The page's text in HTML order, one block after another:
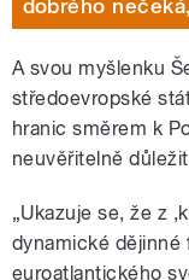
dobrého
A svou myšlenku
středoevropské
hranic směrem k
neuvěřitelně
„Ukazuje se, že z
dynamické dějinné
euroatlantického